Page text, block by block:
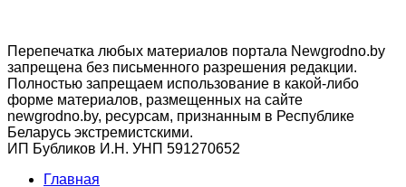
Перепечатка любых материалов портала Newgrodno.by
запрещена без письменного разрешения редакции.
Полностью запрещаем использование в какой-либо
форме материалов, размещенных на сайте
newgrodno.by, ресурсам, признанным в Республике
Беларусь экстремистскими.
ИП Бубликов И.Н. УНП 591270652
Главная